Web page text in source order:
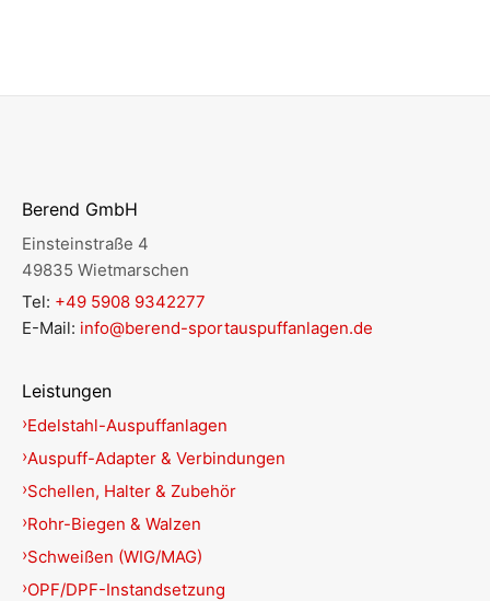
Berend GmbH
Einsteinstraße 4
49835 Wietmarschen
Tel: +49 5908 9342277
E-Mail: info@berend-sportauspuffanlagen.de
Leistungen
Edelstahl-Auspuffanlagen
Auspuff-Adapter & Verbindungen
Schellen, Halter & Zubehör
Rohr-Biegen & Walzen
Schweißen (WIG/MAG)
OPF/DPF-Instandsetzung